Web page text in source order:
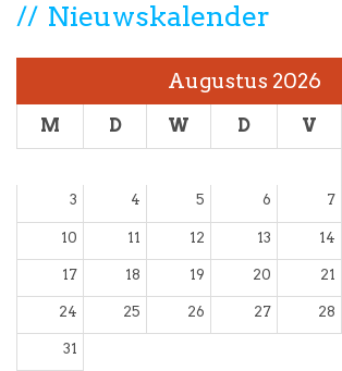
Nieuwskalender
Augustus 2026
M D W D V
3 4 5 6 7
10 11 12 13 14
17 18 19 20 21
24 25 26 27 28
31